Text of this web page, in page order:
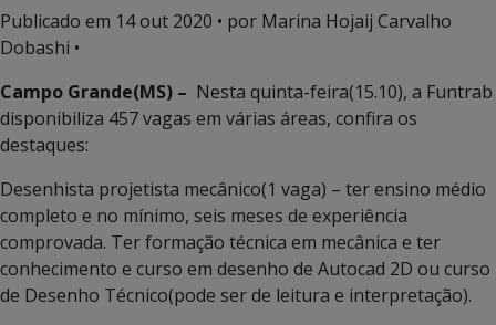
Publicado em 14 out 2020 • por Marina Hojaij Carvalho
Dobashi •
Campo Grande(MS) – Nesta quinta-feira(15.10), a Funtrab
disponibiliza 457 vagas em várias áreas, confira os
destaques:
Desenhista projetista mecânico(1 vaga) – ter ensino médio
completo e no mínimo, seis meses de experiência
comprovada. Ter formação técnica em mecânica e ter
conhecimento e curso em desenho de Autocad 2D ou curso
de Desenho Técnico(pode ser de leitura e interpretação).